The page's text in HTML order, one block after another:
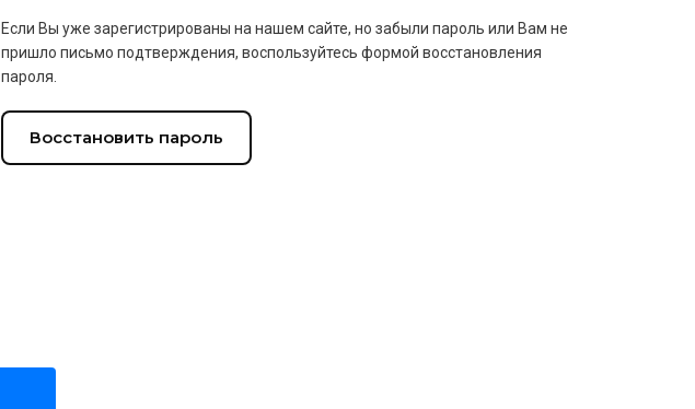
Если Вы уже зарегистрированы на нашем сайте, но забыли пароль или Вам не
пришло письмо подтверждения, воспользуйтесь формой восстановления
пароля.
Восстановить пароль